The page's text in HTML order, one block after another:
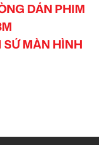
DÁN PHIM
MÀN HÌNH